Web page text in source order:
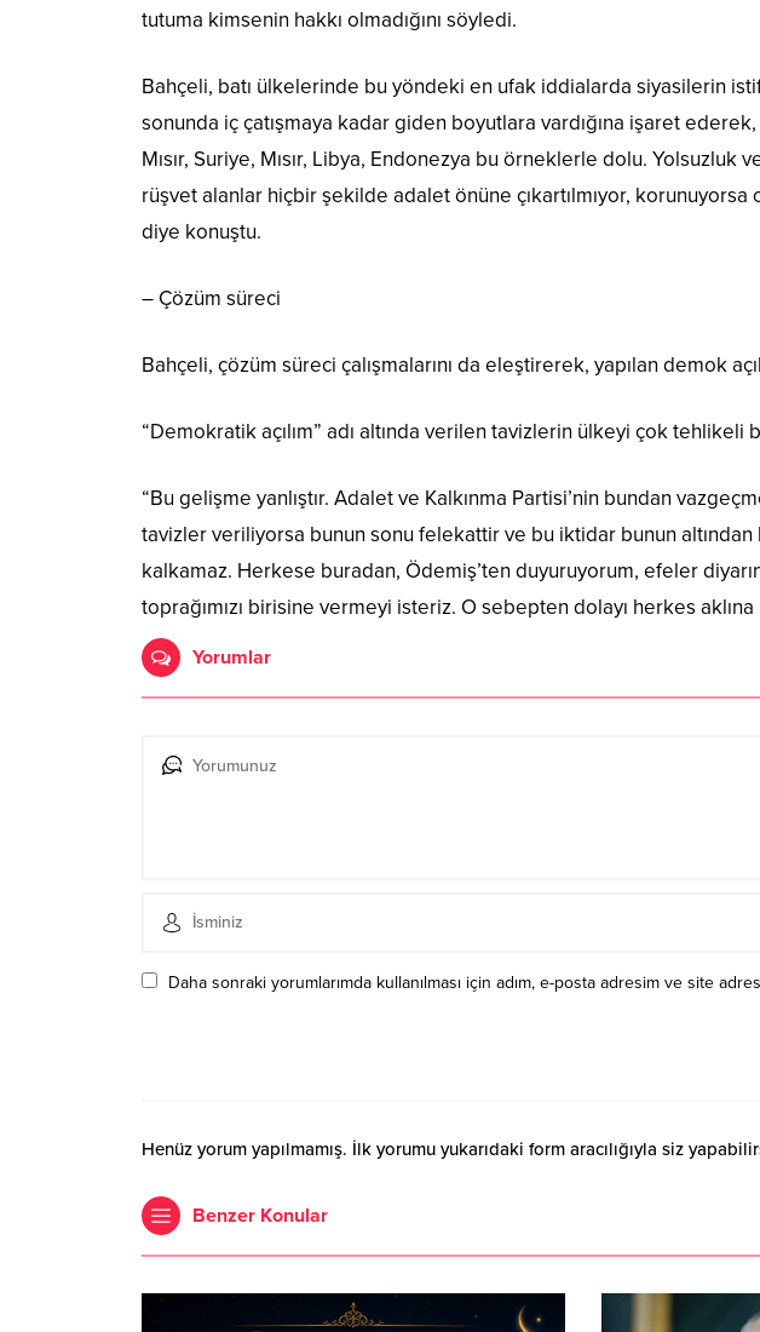
tutuma kimsenin hakkı olmadığını söyledi.
Bahçeli, batı ülkelerinde bu yöndeki en ufak iddialarda siyasilerin
sonunda iç çatışmaya kadar giden boyutlara vardığına işaret
Mısır, Suriye, Mısır, Libya, Endonezya bu örneklerle dolu.
rüşvet alanlar hiçbir şekilde adalet önüne çıkartılmıyor,
diye konuştu.
– Çözüm süreci
Bahçeli, çözüm süreci çalışmalarını da eleştirerek, yapılan demok
“Demokratik açılım” adı altında verilen tavizlerin ülkeyi çok
“Bu gelişme yanlıştır. Adalet ve Kalkınma Partisi’nin bundan
tavizler veriliyorsa bunun sonu felekattir ve bu iktidar bunun
kalkamaz. Herkese buradan, Ödemiş’ten duyuruyorum, efeler
toprağımızı birisine vermeyi isteriz. O sebepten dolayı herkes aklına
Yorumlar
Daha sonraki yorumlarımda kullanılması için adım, e-posta adresim ve site
Henüz yorum yapılmamış. İlk yorumu yukarıdaki form aracılığıyla siz
Benzer Konular